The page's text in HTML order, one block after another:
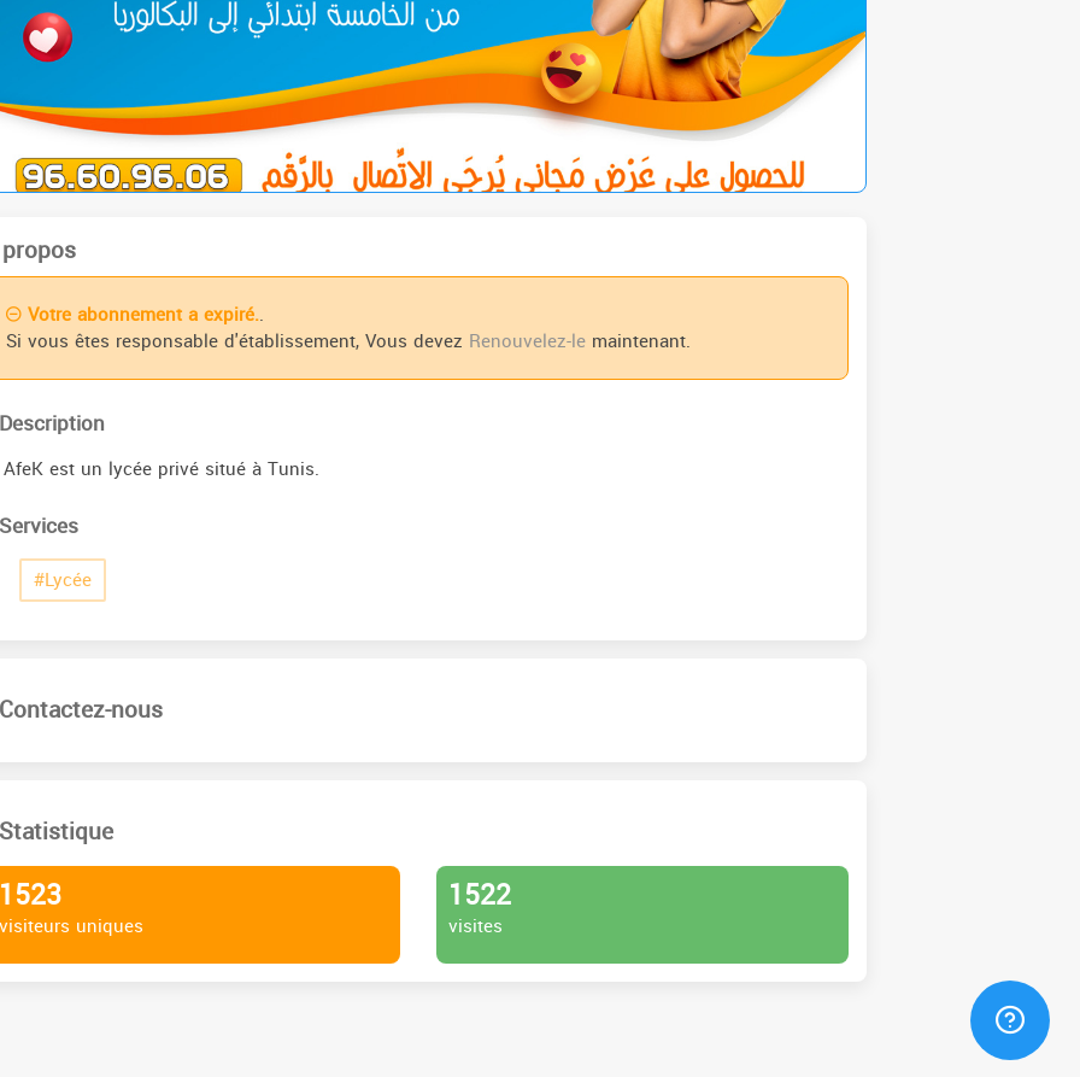
Votre abonnement a expiré..
Si vous êtes responsable d'établissement, Vous devez Renouvelez-le maintenant.
Description
est un lycée privé situé à Tunis.
Services
#Lycée
Contactez-nous
Statistique
1523
visiteurs uniques
1522
visites